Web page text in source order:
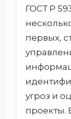
ГОСТ Р
первых,
угроз и
проекты.